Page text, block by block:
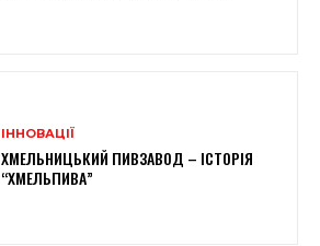
ІННОВАЦІЇ
ХМЕЛЬНИЦЬКИЙ ПИВЗАВОД – ІСТОРІЯ
“ХМЕЛЬПИВА”